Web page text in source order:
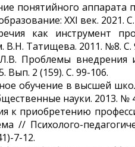
понятийного аппарата
XXI век. 2021.
как инструмент
В.Н. Татищева. 2011. №8. С.
Проблемы внедрения
Вып. 2 (159). С. 99-106.
обучение в высшей
науки. 2013. №
к приобретению
// Психолого-
7-12.